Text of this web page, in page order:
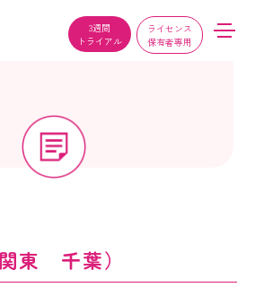
3週間
トライアル
ライセンス
保有者専用
東 千葉）